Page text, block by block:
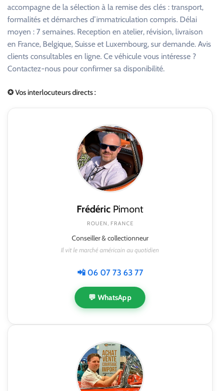
accompagne de la sélection à la remise des clés : transport,
formalités et démarches d’immatriculation compris. Délai
moyen : 7 semaines. Reception en atelier, révision, livraison
en France, Belgique, Suisse et Luxembourg, sur demande. Avis
clients consultables en ligne. Ce véhicule vous intéresse ?
Contactez-nous pour confirmer sa disponibilité.
✪ Vos interlocuteurs directs :
Frédéric Pimont
ROUEN, FRANCE
Conseiller & collectionneur
Il vit le marché américain au quotidien
📲 06 07 73 63 77
💬 WhatsApp